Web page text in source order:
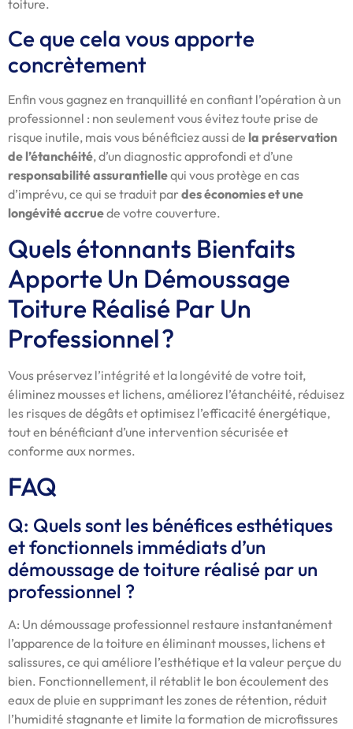
toiture.
Ce que cela vous apporte
concrètement
Enfin vous gagnez en tranquillité en confiant l’opération à un
professionnel : non seulement vous évitez toute prise de
risque inutile, mais vous bénéficiez aussi de la préservation
de l’étanchéité, d’un diagnostic approfondi et d’une
responsabilité assurantiellequi vous protège en cas
d’imprévu, ce qui se traduit par des économies et une
longévité accruede votre couverture.
Quels étonnants Bienfaits
Apporte Un Démoussage
Toiture Réalisé Par Un
Professionnel ?
Vous préservez l’intégrité et la longévité de votre toit,
éliminez mousses et lichens, améliorez l’étanchéité, réduisez
les risques de dégâts et optimisez l’efficacité énergétique,
tout en bénéficiant d’une intervention sécurisée et
conforme aux normes.
FAQ
Q: Quels sont les bénéfices esthétiques
et fonctionnels immédiats d’un
démoussage de toiture réalisé par un
professionnel ?
A: Un démoussage professionnel restaure instantanément
l’apparence de la toiture en éliminant mousses, lichens et
salissures, ce qui améliore l’esthétique et la valeur perçue du
bien. Fonctionnellement, il rétablit le bon écoulement des
eaux de pluie en supprimant les zones de rétention, réduit
l’humidité stagnante et limite la formation de microfissures